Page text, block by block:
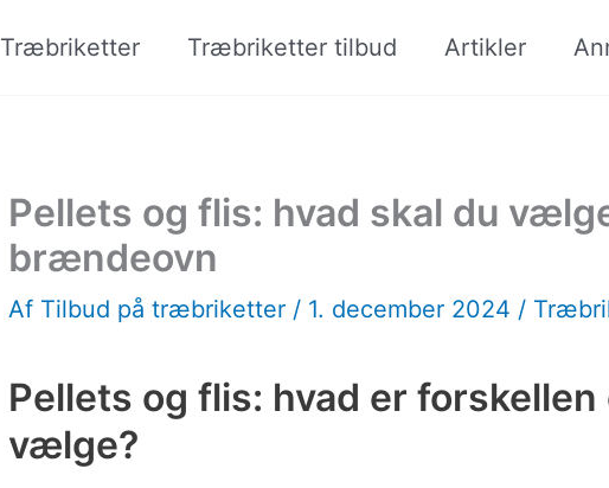
Træbriketter Træbriketter tilbud Artikler
Pellets og flis: hvad skal du
brændeovn
Af Tilbud på træbriketter / 1. december 2024 /
Pellets og flis: hvad er forskellen
vælge?